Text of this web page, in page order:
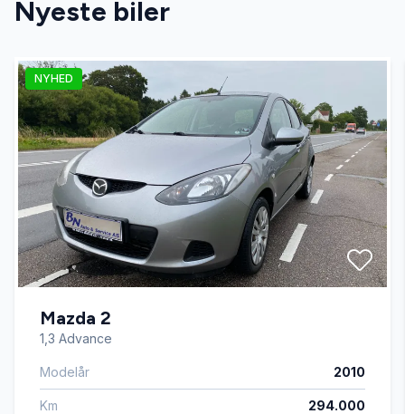
fartpilot
fjernbetjent centrallås
fuldautomatisk klimaanlæg
højdejusterbare forsæder
kørecomputer
læderrat
multifunktionsrat
Nyeste biler
NYHED
Mazda 2
1,3 Advance
Modelår 2010
Km 294.000